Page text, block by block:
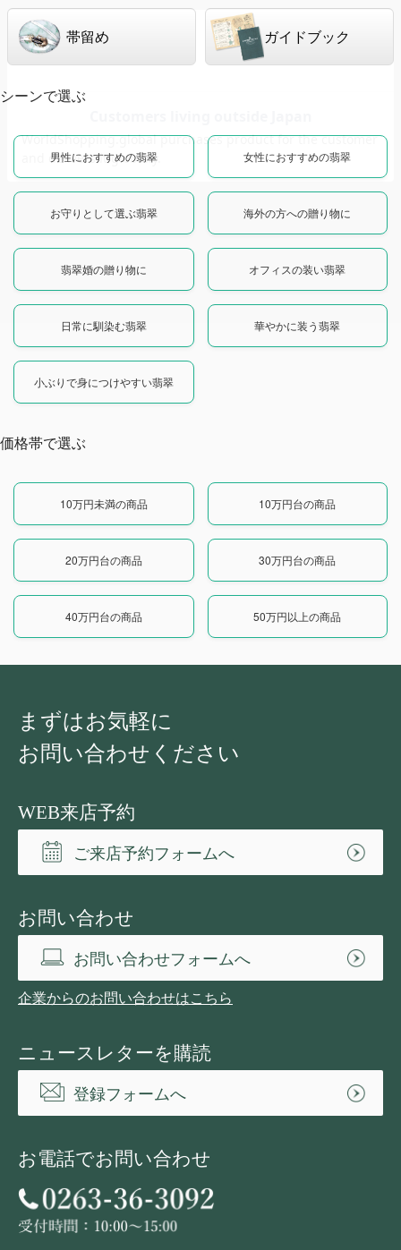
帯留め ガイドブック
シーンで選ぶ
男性におすすめの翡翠 女性におすすめの翡翠
お守りとして選ぶ翡翠 海外の方への贈り物に
翡翠婚の贈り物に オフィスの装い翡翠
日常に馴染む翡翠 華やかに装う翡翠
小ぶりで身につけやすい翡翠
価格帯で選ぶ
10万円未満の商品 10万円台の商品
20万円台の商品 30万円台の商品
40万円台の商品 50万円以上の商品
まずはお気軽に
お問い合わせください
WEB来店予約
ご来店予約フォームへ
お問い合わせ
お問い合わせフォームへ
企業からのお問い合わせはこちら
ニュースレターを購読
登録フォームへ
お電話でお問い合わせ